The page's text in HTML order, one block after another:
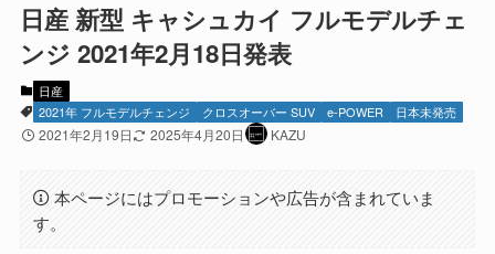
日産 新型 キャシュカイ フルモデルチェ
ンジ 2021年2月18日発表
日産
2021年 フルモデルチェンジ
クロスオーバー SUV e-POWER 日本未発売
2021年2月19日 2025年4月20日 KAZU
本ページにはプロモーションや広告が含まれていま
す。